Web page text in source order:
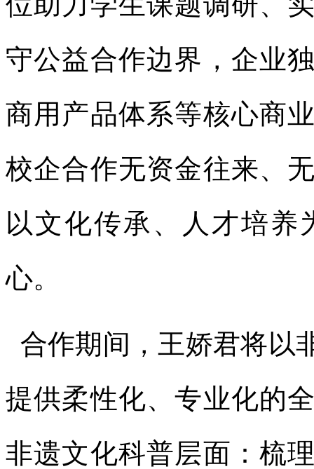
守公益合作边界，企业
商用产品体系等核心商
校企合作无资金往来、
以文化传承、人才培
心。
合作期间，王娇君将以
提供柔性化、专业化的
非遗文化科普层面：梳